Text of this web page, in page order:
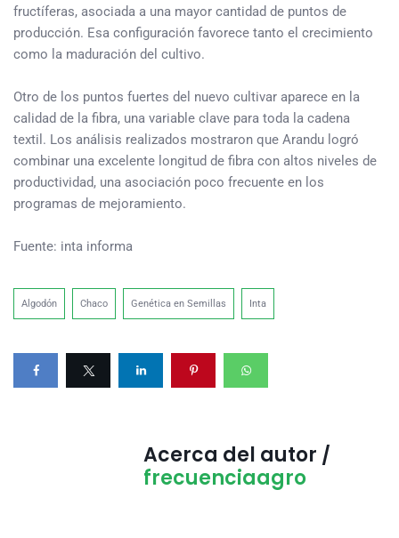
fructíferas, asociada a una mayor cantidad de puntos de
producción. Esa configuración favorece tanto el crecimiento
como la maduración del cultivo.
Otro de los puntos fuertes del nuevo cultivar aparece en la
calidad de la fibra, una variable clave para toda la cadena
textil. Los análisis realizados mostraron que Arandu logró
combinar una excelente longitud de fibra con altos niveles de
productividad, una asociación poco frecuente en los
programas de mejoramiento.
Fuente: inta informa
Algodón Chaco Genética en Semillas Inta
Acerca del autor /
frecuenciaagro